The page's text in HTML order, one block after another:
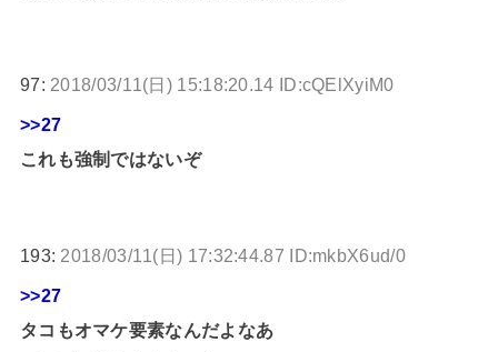
97: 2018/03/11(日) 15:18:20.14 ID:cQElXyiM0
>>27
これも強制ではないぞ
193: 2018/03/11(日) 17:32:44.87 ID:mkbX6ud/0
>>27
タコもオマケ要素なんだよなあ